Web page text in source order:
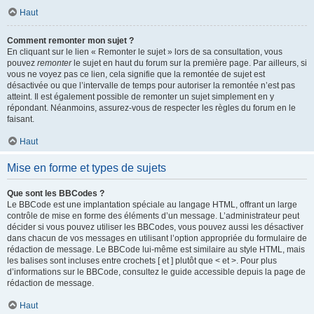
Haut
Comment remonter mon sujet ?
En cliquant sur le lien « Remonter le sujet » lors de sa consultation, vous
pouvez remonterle sujet en haut du forum sur la première page. Par ailleurs, si
vous ne voyez pas ce lien, cela signifie que la remontée de sujet est
désactivée ou que l’intervalle de temps pour autoriser la remontée n’est pas
atteint. Il est également possible de remonter un sujet simplement en y
répondant. Néanmoins, assurez-vous de respecter les règles du forum en le
faisant.
Haut
Mise en forme et types de sujets
Que sont les BBCodes ?
Le BBCode est une implantation spéciale au langage HTML, offrant un large
contrôle de mise en forme des éléments d’un message. L’administrateur peut
décider si vous pouvez utiliser les BBCodes, vous pouvez aussi les désactiver
dans chacun de vos messages en utilisant l’option appropriée du formulaire de
rédaction de message. Le BBCode lui-même est similaire au style HTML, mais
les balises sont incluses entre crochets [ et ] plutôt que < et >. Pour plus
d’informations sur le BBCode, consultez le guide accessible depuis la page de
rédaction de message.
Haut